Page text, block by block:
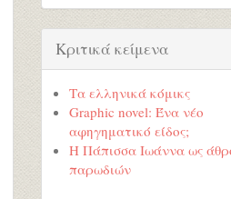
Κριτικά κείμενα
Τα ελληνικά κόμικς
Graphic novel: Ένα νέο
αφηγηματικό είδος;
Η Πάπισσα Ιωάννα ως
παρωδιών